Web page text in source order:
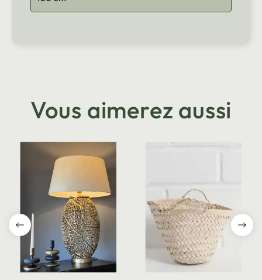
Vous aimerez aussi